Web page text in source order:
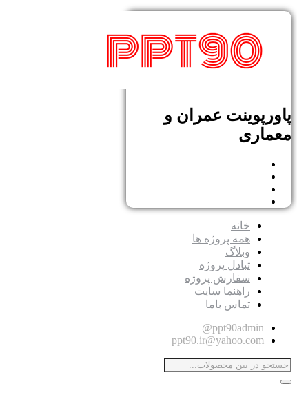
پاورپوینت عمران و
معماری
خانه
همه پروژه ها
وبلاگ
تبادل پروژه
سفارش پروژه
راهنما سایت
تماس باما
ppt90admin@
ppt90.ir@yahoo.com